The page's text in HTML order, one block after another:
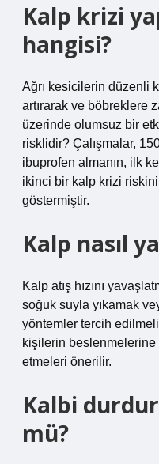
Kalp krizi
hangisi?
Ağrı kesicilerin düzenli
artırarak ve böbreklere
üzerinde olumsuz bir
risklidir? Çalışmalar,
ibuprofen almanın, ilk
ikinci bir kalp krizi riskini
göstermiştir.
Kalp nasıl
Kalp atış hızını
soğuk suyla yıkamak
yöntemler tercih
kişilerin
etmeleri önerilir.
Kalbi
mü?